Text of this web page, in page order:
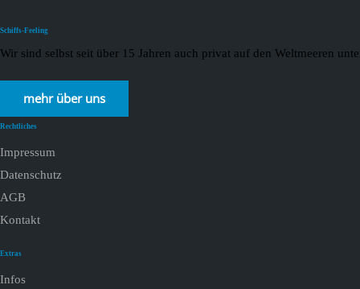
Schiffs-Feeling
Wir sind selbst seit über 15 Jahren auch privat auf den Weltmeeren
mehr über uns
Rechtliches
Impressum
Datenschutz
AGB
Kontakt
Extras
Infos